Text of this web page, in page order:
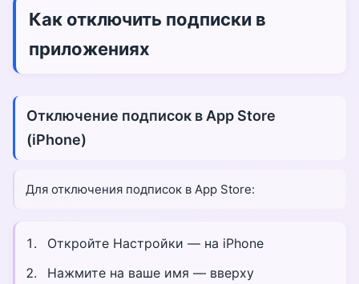
Как отключить подписки в
приложениях
Отключение подписок в App Store
(iPhone)
Для отключения подписок в App Store:
Откройте Настройки — на iPhone
Нажмите на ваше имя — вверху